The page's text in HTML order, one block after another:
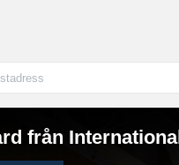
från International